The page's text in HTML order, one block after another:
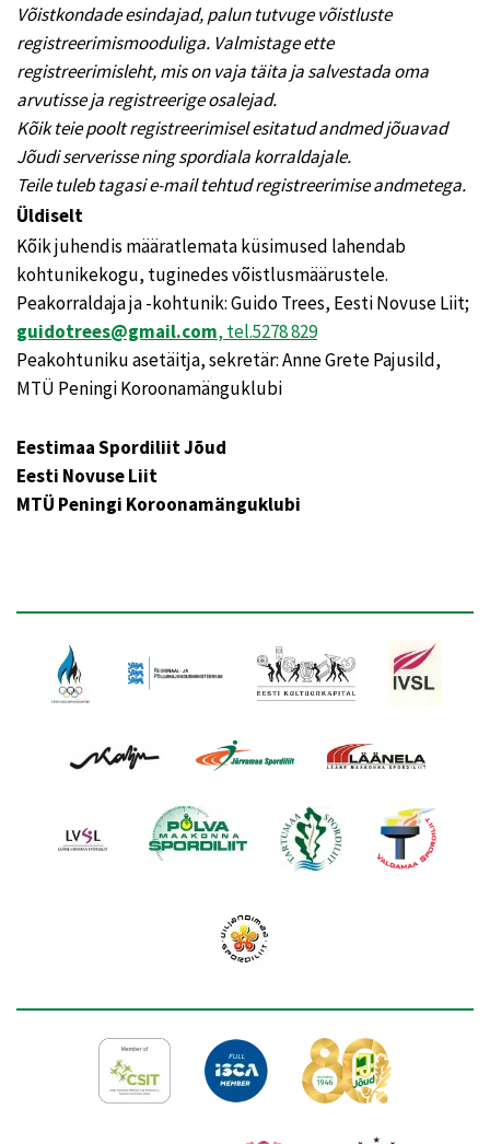
Võistkondade esindajad, palun tutvuge võistluste
registreerimismooduliga. Valmistage ette
registreerimisleht, mis on vaja täita ja salvestada oma
arvutisse ja registreerige osalejad.
Kõik teie poolt registreerimisel esitatud andmed jõuavad
Jõudi serverisse ning spordiala korraldajale.
Teile tuleb tagasi e-mail tehtud registreerimise andmetega.
Üldiselt
Kõik juhendis määratlemata küsimused lahendab
kohtunikekogu, tuginedes võistlusmäärustele.
Peakorraldaja ja -kohtunik: Guido Trees, Eesti Novuse Liit;
guidotrees@gmail.com, tel.5278 829
Peakohtuniku asetäitja, sekretär: Anne Grete Pajusild,
MTÜ Peningi Koroonamänguklubi
Eestimaa Spordiliit Jõud
Eesti Novuse Liit
MTÜ Peningi Koroonamänguklubi